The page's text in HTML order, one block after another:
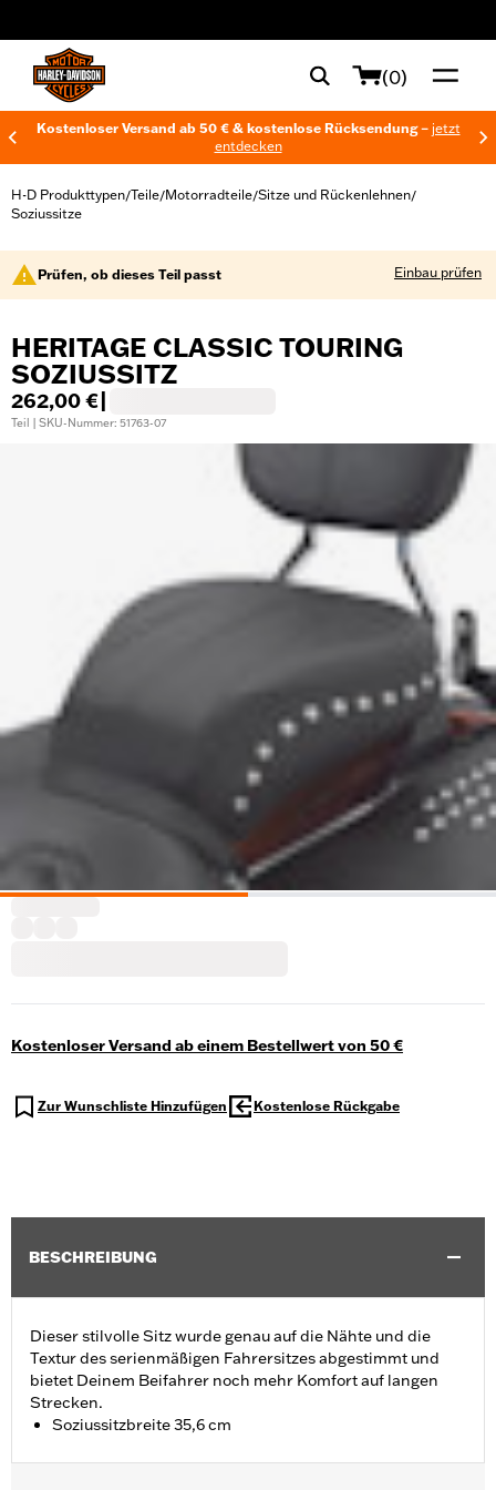
(0)
Kostenloser Versand ab 50 € & kostenlose Rücksendung – jetzt
entdecken
H-D Produkttypen/Teile/Motorradteile/Sitze und Rückenlehnen/
Soziussitze
Prüfen, ob dieses Teil passt Einbau prüfen
HERITAGE CLASSIC TOURING
SOZIUSSITZ
262,00 €
Teil | SKU-Nummer: 51763-07
Kostenloser Versand ab einem Bestellwert von 50 €
Zur Wunschliste Hinzufügen Kostenlose Rückgabe
BESCHREIBUNG
Dieser stilvolle Sitz wurde genau auf die Nähte und die
Textur des serienmäßigen Fahrersitzes abgestimmt und
bietet Deinem Beifahrer noch mehr Komfort auf langen
Strecken.
Soziussitzbreite 35,6 cm